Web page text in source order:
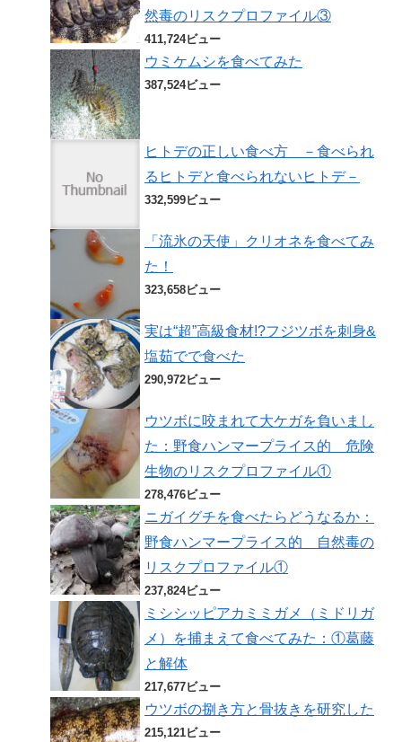
然毒のリスクプロファイル③
411,724ビュー
ウミケムシを食べてみた
387,524ビュー
ヒトデの正しい食べ方 －食べられ
るヒトデと食べられないヒトデ－
332,599ビュー
「流氷の天使」クリオネを食べてみ
た！
323,658ビュー
実は“超”高級食材!?フジツボを刺身&
塩茹でで食べた
290,972ビュー
ウツボに咬まれて大ケガを負いまし
た：野食ハンマープライス的 危険
生物のリスクプロファイル①
278,476ビュー
ニガイグチを食べたらどうなるか：
野食ハンマープライス的 自然毒の
リスクプロファイル①
237,824ビュー
ミシシッピアカミミガメ（ミドリガ
メ）を捕まえて食べてみた：①葛藤
と解体
217,677ビュー
ウツボの捌き方と骨抜きを研究した
215,121ビュー